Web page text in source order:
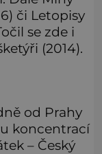
či Letopisy
se zde i
(2014).
od Prahy
koncentrací
– Český